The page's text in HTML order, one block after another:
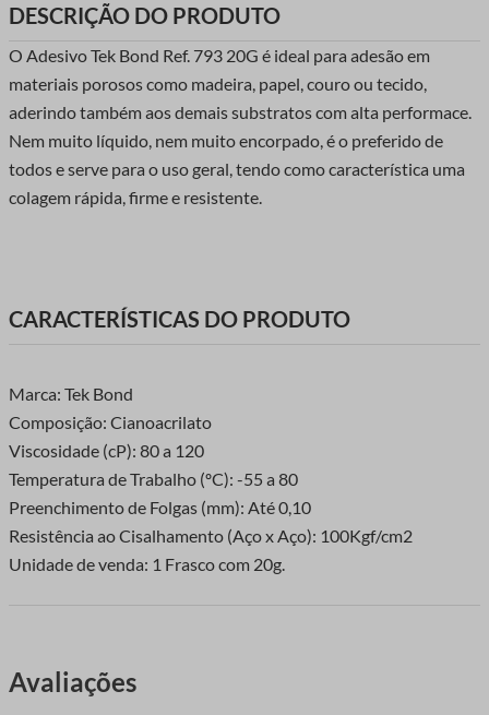
DESCRIÇÃO DO PRODUTO
O Adesivo Tek Bond Ref. 793 20G é ideal para adesão em
materiais porosos como madeira, papel, couro ou tecido,
aderindo também aos demais substratos com alta performace.
Nem muito líquido, nem muito encorpado, é o preferido de
todos e serve para o uso geral, tendo como característica uma
colagem rápida, firme e resistente.
CARACTERÍSTICAS DO PRODUTO
Marca: Tek Bond
Composição: Cianoacrilato
Viscosidade (cP): 80 a 120
Temperatura de Trabalho (ºC): -55 a 80
Preenchimento de Folgas (mm): Até 0,10
Resistência ao Cisalhamento (Aço x Aço): 100Kgf/cm2
Unidade de venda: 1 Frasco com 20g.
Avaliações